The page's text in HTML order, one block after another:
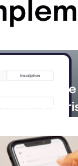
en
100%